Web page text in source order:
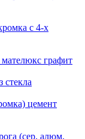
с 4-х
графит
стекла
цемент
(сер. алюм.